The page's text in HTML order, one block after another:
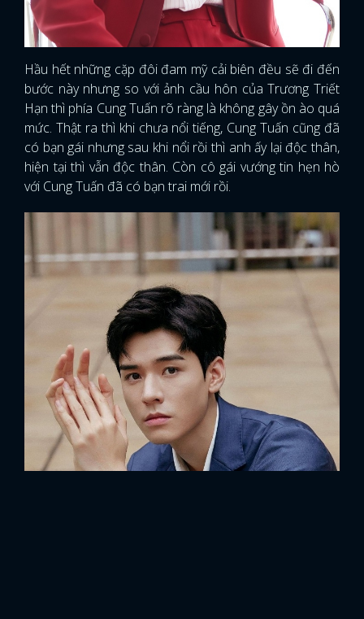
Hầu hết những cặp đôi đam mỹ cải biên đều sẽ đi đến
bước này nhưng so với ảnh cầu hôn của Trương Triết
Hạn thì phía Cung Tuấn rõ ràng là không gây ồn ào quá
mức. Thật ra thì khi chưa nổi tiếng, Cung Tuấn cũng đã
có bạn gái nhưng sau khi nổi rồi thì anh ấy lại độc thân,
hiện tại thì vẫn độc thân. Còn cô gái vướng tin hẹn hò
với Cung Tuấn đã có bạn trai mới rồi.